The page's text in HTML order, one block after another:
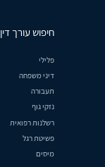
חיפוש עורך דין
פלילי
דיני משפחה
תעבורה
נזקי גוף
רשלנות רפואית
פשיטת רגל
מיסים